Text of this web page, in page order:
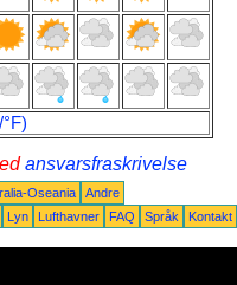
ansvarsfraskrivelse
Oseania
Andre
Lyn Lufthavner FAQ Språk Kontakt